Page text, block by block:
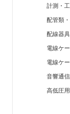
計測・
配管類
配線器
電線ケ
電線ケ
音響通
高低圧